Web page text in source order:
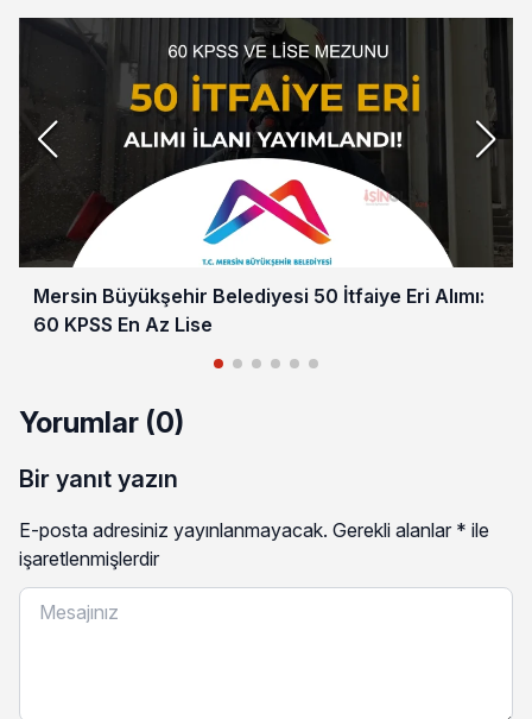
Mersin Büyükşehir Belediyesi 50 İtfaiye Eri Alımı:
60 KPSS En Az Lise
Yorumlar (0)
Bir yanıt yazın
E-posta adresiniz yayınlanmayacak. Gerekli alanlar * ile
işaretlenmişlerdir